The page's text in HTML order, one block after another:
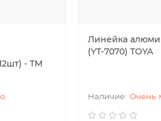
- ТМ
Линейка
(YT-7070) TOYA
Очень